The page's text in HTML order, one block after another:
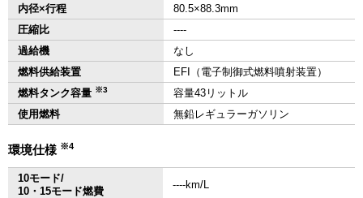
内径×行程
80.5×88.3mm
圧縮比
‐‐‐‐
過給機
なし
燃料供給装置
EFI（電子制御式燃料噴射装置）
燃料タンク容量 ※3
容量43リットル
使用燃料
無鉛レギュラーガソリン
環境仕様 ※4
10モード/
10・15モード燃費
‐‐‐‐km/L